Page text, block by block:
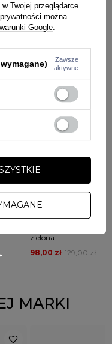
CIEBIE
PROMOCJA
PRZECENA
PROSTO
zielona
129,00 zł
98,00 zł
MARKI
Twojej przeglądarce.
można
Google
Zawsze
aktywne